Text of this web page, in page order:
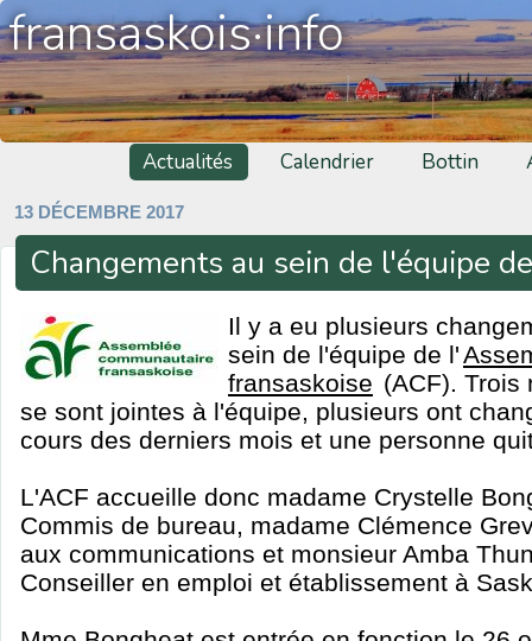
fransaskois·info
Actualités Calendrier Bottin
13 DÉCEMBRE 2017
Changements au sein de l'équipe
Il y a eu plusieurs
sein de l'équipe de l'
fransaskoise (ACF). Trois
se sont jointes à l'équipe, plusieurs ont
cours des derniers mois et une personne
L'ACF accueille donc madame Crystelle
Commis de bureau, madame Clémence
aux communications et monsieur Amba
Conseiller en emploi et établissement à